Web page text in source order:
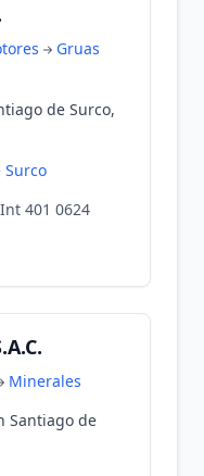
Gruas
de Surco,
Surco
401 0624
Minerales
Santiago de